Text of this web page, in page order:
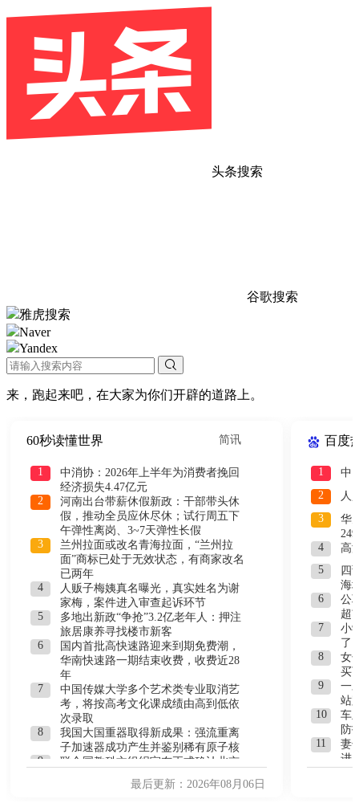
头条搜索
谷歌搜索
雅虎搜索
Naver
Yandex
来，跑起来吧，在大家为你们开辟的道路上。
60秒读懂世界 简讯
1
中消协：2026年上半年为消费者挽回
经济损失4.47亿元
2
河南出台带薪休假新政：干部带头休
假，推动全员应休尽休；试行周五下
午弹性离岗、3~7天弹性长假
3
兰州拉面或改名青海拉面，“兰州拉
面”商标已处于无效状态，有商家改名
已两年
4
人贩子梅姨真名曝光，真实姓名为谢
家梅，案件进入审查起诉环节
5
多地出新政“争抢”3.2亿老年人：押注
旅居康养寻找楼市新客
6
国内首批高快速路迎来到期免费潮，
华南快速路一期结束收费，收费近28
年
7
中国传媒大学多个艺术类专业取消艺
考，将按高考文化课成绩由高到低依
次录取
8
我国大国重器取得新成果：强流重离
子加速器成功产生并鉴别稀有原子核
9
联合国教科文组织宣布正式确认北京
为2029年“世界建筑之都”
泰航拒载22名中国乘客，安保人员
最后更新：2026年08月06日
百度
1
中
2
人
3
华
4
高
5
四
海
6
公
超
7
小
了
8
女
买
9
一
站
10
车
防
11
妻
进